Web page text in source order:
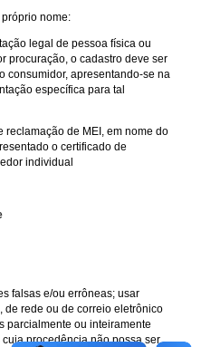
nome:
legal de pessoa física ou
procuração, o cadastro deve ser
consumidor, apresentando-se na
específica para tal
reclamação de MEI, em nome do
o certificado de
individual
falsas e/ou errôneas; usar
de rede ou de correio eletrônico
parcialmente ou inteiramente
procedência não possa ser